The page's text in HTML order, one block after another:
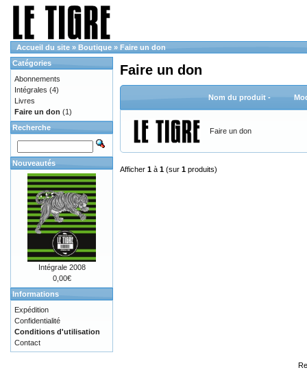
Accueil du site » Boutique » Faire un don
Faire un don
Nom du produit -
Faire un don
Afficher 1 à 1 (sur 1 produits)
Catégories
Abonnements
Intégrales (4)
Livres
Faire un don (1)
Recherche
Nouveautés
Intégrale 2008
0,00€
Informations
Expédition
Confidentialité
Conditions d'utilisation
Contact